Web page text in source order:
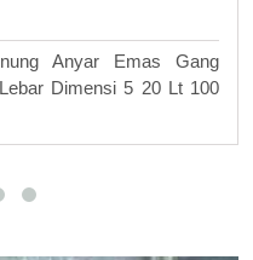
Anyar Emas Gang
Dimensi 5 20 Lt 100